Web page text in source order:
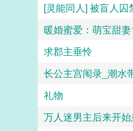
[灵能同人] 被盲人囚
暖婚蜜爱：萌宝甜妻
求郡主垂怜
长公主宫闱录_潮水
礼物
万人迷男主后来开